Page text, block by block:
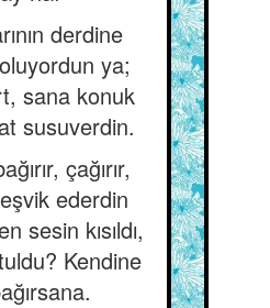
derdine
ya;
sana konuk
susuverdin.
çağırır,
ederdin
sesin kısıldı,
Kendine